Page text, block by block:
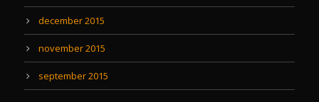
december 2015
november 2015
september 2015